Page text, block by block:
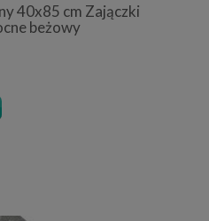
40x85 cm Zajączki
beżowy